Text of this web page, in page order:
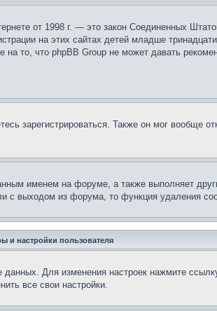
от 1998 г. — это закон Соединенных
на этих сайтах детей младше
то, что phpBB Group не может давать
зарегистрироваться. Также он мог вообще
именем на форуме, а также выполняет
с выходом из форума, то функция удаления
и настройки пользователя
Для изменения настроек нажмите
все свои настройки.